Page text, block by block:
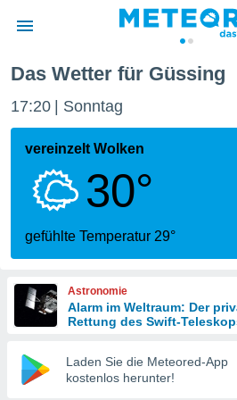
wurde
dass
sind.
diese
Das Wetter für Güssing
17:20 Sonntag
vereinzelt Wolken
30°
gefühlte Temperatur 29°
Astronomie
Alarm im Weltraum: Der
Rettung des Swift-
Laden Sie die Meteored-App
kostenlos herunter!